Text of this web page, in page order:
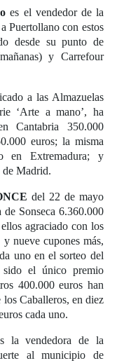
es el vendedor de la
Puertollano con estos
desde su punto de
y Carrefour
a las Almazuelas
‘Arte a mano’, ha
Cantabria 350.000
euros; la misma
en Extremadura; y
de Madrid.
del 22 de mayo
Sonseca 6.360.000
agraciado con los
nueve cupones más,
uno en el sorteo del
el único premio
400.000 euros han
Caballeros, en diez
cada uno.
la vendedora de la
al municipio de